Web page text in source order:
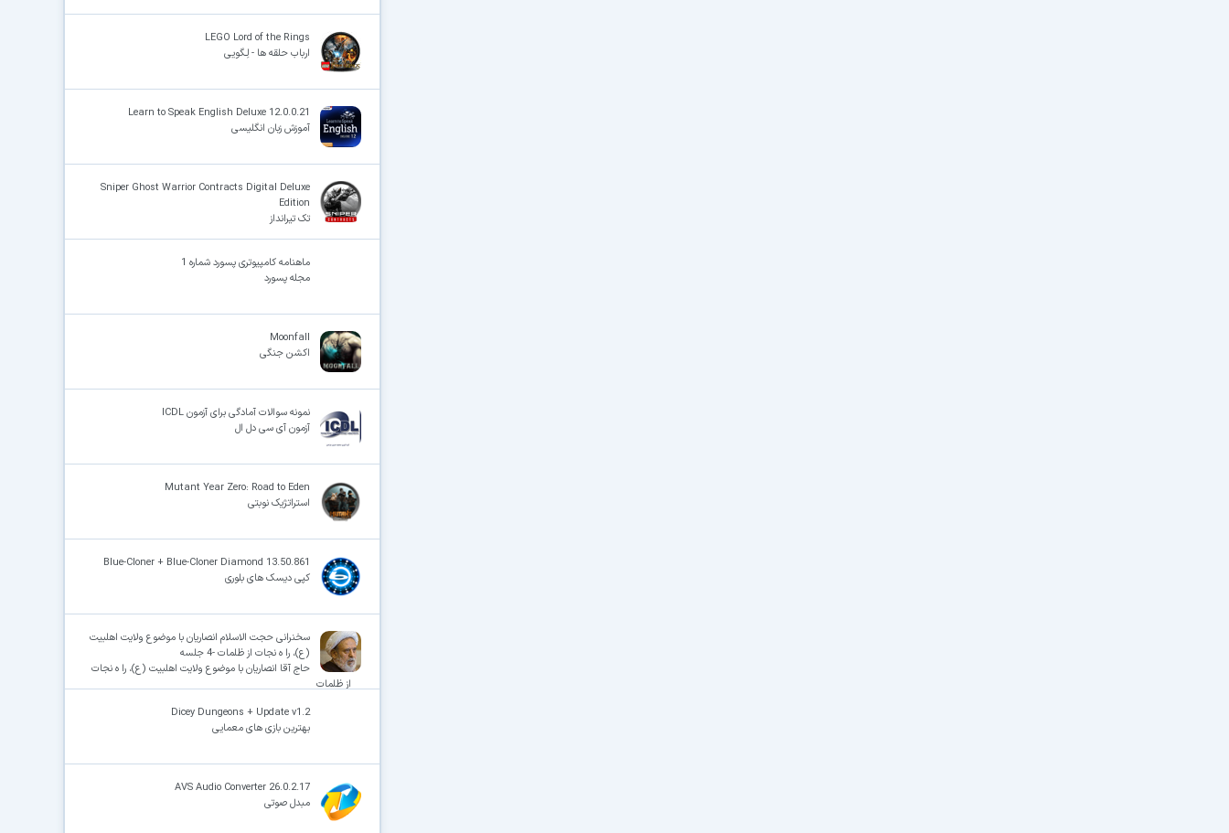
LEGO Lord of the Rings
ارباب حلقه ها - لِـگویی
Learn to Speak English Deluxe 12.0.0.21
آموزش زبان انگلیسی
Sniper Ghost Warrior Contracts Digital Deluxe
Edition
تک تیرانداز
ماهنامه کامپیوتری پسورد شماره 1
مجله پسورد
Moonfall
اکشن جنگی
نمونه سوالات آمادگی برای آزمون ICDL
آزمون آی سی دل ال
Mutant Year Zero: Road to Eden
استراتژیک نوبتی
Blue-Cloner + Blue-Cloner Diamond 13.50.861
کپی دیسک های بلوری
سخنرانی حجت الاسلام انصاریان با موضوع ولایت اهلبیت
(ع)، را ه نجات از ظلمات -4 جلسه
حاج آقا انصاریان با موضوع ولایت اهلبیت (ع)، را ه نجات
از ظلمات
Dicey Dungeons + Update v1.2
بهترین بازی های معمایی
AVS Audio Converter 26.0.2.17
مبدل صوتی